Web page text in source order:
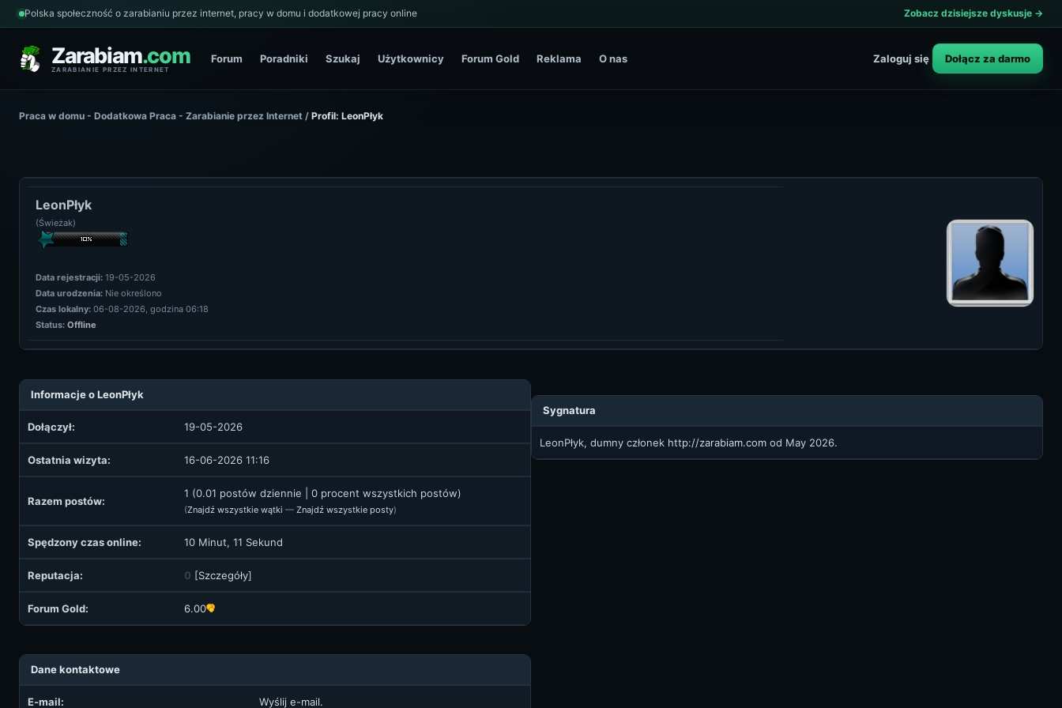
Polska społeczność o zarabianiu przez internet, pracy w domu i dodatkowej pracy online Zobacz dzisiejsze dyskusje →
Zarabiam.com
ZARABIANIE PRZEZ INTERNET
Forum Poradniki Szukaj Użytkownicy Forum Gold Reklama O nas Zaloguj się Dołącz za darmo
Praca w domu - Dodatkowa Praca - Zarabianie przez Internet / Profil: LeonPłyk
LeonPłyk
(Świeżak)
Data rejestracji: 19-05-2026
Data urodzenia: Nie określono
Czas lokalny: 06-08-2026, godzina 06:18
Status: Offline
Informacje o LeonPłyk
Dołączył: 19-05-2026
Ostatnia wizyta: 16-06-2026 11:16
Razem postów:
1 (0.01 postów dziennie | 0 procent wszystkich postów)
(Znajdź wszystkie wątki — Znajdź wszystkie posty)
Spędzony czas online: 10 Minut, 11 Sekund
Reputacja: 0 [Szczegóły]
Forum Gold: 6.00
Dane kontaktowe
E-mail: Wyślij e-mail.
Sygnatura
LeonPłyk, dumny członek http://zarabiam.com od May 2026.